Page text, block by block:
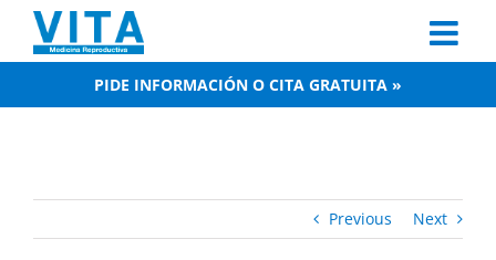
content
PIDE INFORMACIÓN O CITA GRATUITA »
Previous Next